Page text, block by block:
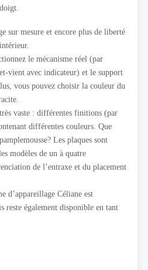
sur mesure et encore plus de liberté
le mécanisme réel (par
vient avec indicateur) et le support
vous pouvez choisir la couleur du
vaste : différentes finitions (par
différentes couleurs. Que
Les plaques sont
modèles de un à quatre
de l’entraxe et du placement
d’appareillage Céliane est
reste également disponible en tant